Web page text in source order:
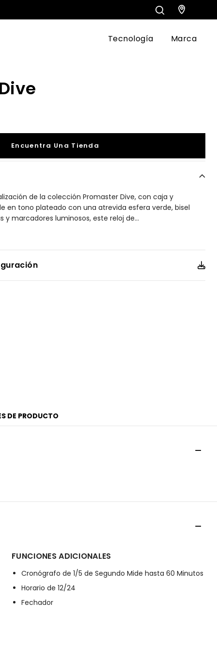
Tecnología Marca
Encuentra Una Tienda
de la colección Promaster Dive, con caja y
en tono plateado con una atrevida esfera verde, bisel
y marcadores luminosos, este reloj de...
24 horas y función de fecha. Alimentado de forma
la tecnología Eco-Drive que nunca necesita pila, llevará
para hombre desde las reuniones de la oficina hasta las
al agua hasta 200 metros. Calibre B612.
DE PRODUCTO
FUNCIONES ADICIONALES
Cronógrafo de 1/5 de Segundo Mide hasta 60 Minutos
Horario de 12/24
Fechador